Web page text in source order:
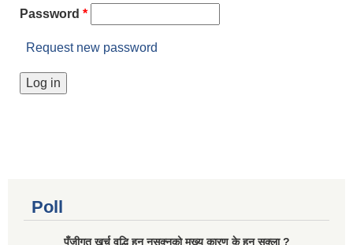
Password *
Request new password
Poll
पूँजीगत खर्च वृद्धि हुन नसक्नुको मुख्य कारण के हुन सक्ला ?